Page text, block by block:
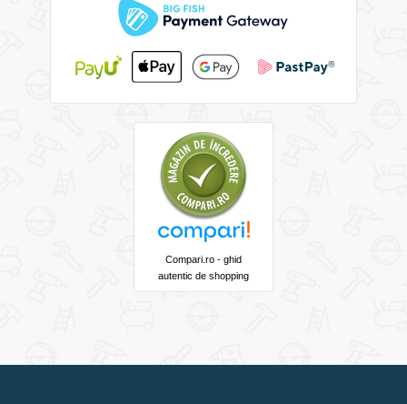
Compari.ro - ghid
autentic de shopping